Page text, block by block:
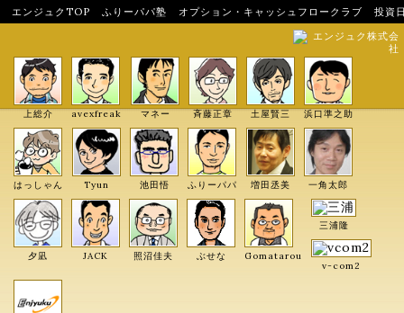
エンジュクTOP ふりーパパ塾 オプション・キャッシュフロークラブ
投資
エンジュク株式会
社
上総介 avexfreak マネー 斉藤正章 土屋賢三 浜口準之助
はっしゃん Tyun 池田悟 ふりーパパ 増田丞美 一角太郎
夕凪 JACK 照沼佳夫 ぶせな Gomatarou
三浦隆
v-com2